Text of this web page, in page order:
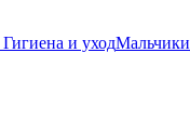
Гигиена и уходМальчики